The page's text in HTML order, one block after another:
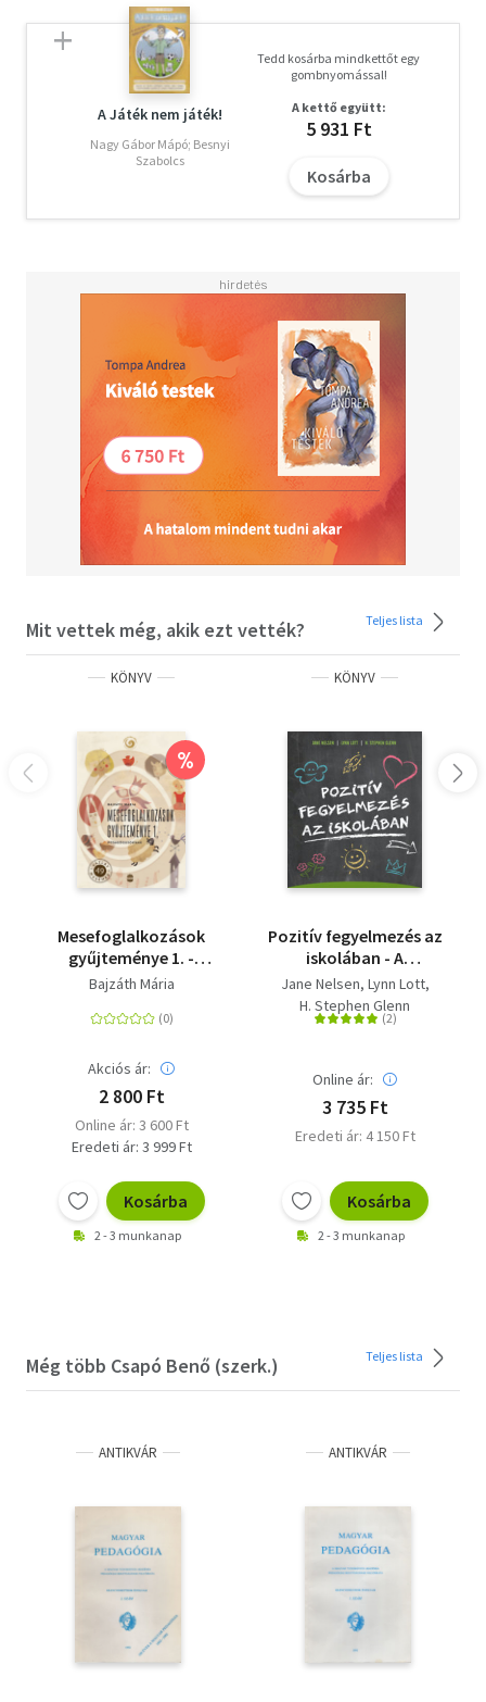
történelem, az irodalom, az idegen nyelv, a
szövegalkotás, a kritikai gondolkodás összefüggéseivel.
A Játék nem játék!
Nagy Gábor Mápó; Besnyi
Szabolcs
Tedd kosárba mindkettőt egy
gombnyomással!
A kettő együtt:
5 931 Ft
Kosárba
Mit vettek még, akik ezt vették? Teljes lista
KÖNYV
%
Mesefoglalkozások
gyűjteménye 1. -
Pedagógusoknak
Bajzáth Mária
Akciós ár:
2 800 Ft
Online ár: 3 600 Ft
Eredeti ár: 3 999 Ft
Kosárba
2 - 3 munkanap
KÖNYV
Pozitív fegyelmezés az
iskolában - A
kölcsönös tisztelet, az
együttműködés és a
felelősségteljes
során
Jane Nelsen Lynn Lott
H. Stephen Glenn
Online ár:
3 735 Ft
Eredeti ár: 4 150 Ft
Kosárba
2 - 3 munkanap
Még több Csapó Benő (szerk.) Teljes lista
ANTIKVÁR ANTIKVÁR